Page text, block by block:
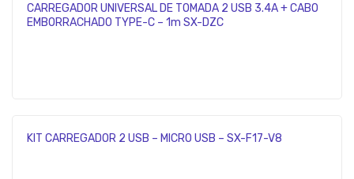
CARREGADOR UNIVERSAL DE TOMADA 2 USB 3.4A + CABO
EMBORRACHADO TYPE-C – 1m SX-DZC
KIT CARREGADOR 2 USB – MICRO USB – SX-F17-V8